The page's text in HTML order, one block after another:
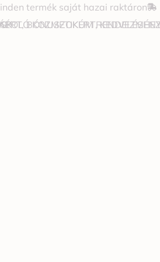
termék saját hazai raktáron
KOZMETIKUM
BÓNUSZOKÉRT,